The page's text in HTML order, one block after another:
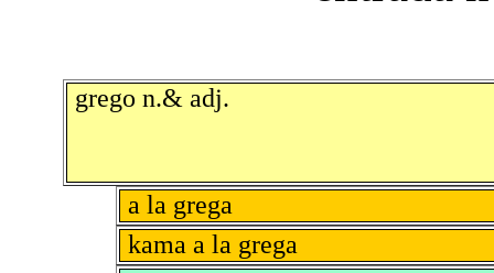
grego n.& adj.
a la grega
kama a la grega